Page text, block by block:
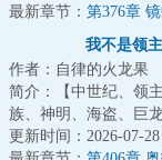
了，从今天开始，...
最新章节： 第376章
我不是领主
作者：自律的火龙果
简介：【中世纪、领
族、神明、海盗、巨
马匪头子，林恩本没
更新时间：2026-07-